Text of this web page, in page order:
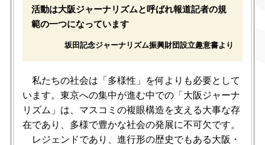
活動は大阪ジャーナリズムと呼ばれ報道記者の規
範の一つになっています
坂田記念ジャーナリズム振興財団設立趣意書より
私たちの社会は「多様性」を何よりも必要として
います。東京への集中が進む中での「大阪ジャーナ
リズム」は、マスコミの複眼構造を支える大事な存
在であり、多様で豊かな社会の発展に不可欠です。
レジェンドであり、進行形の歴史でもある大阪・